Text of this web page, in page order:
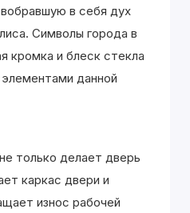
в себя дух
Символы города в
кромка и блеск стекла
данной
только делает дверь
каркас двери и
износ рабочей